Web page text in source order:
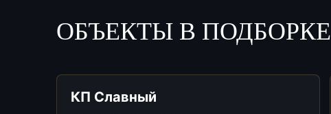
ОБЪЕКТЫ В ПОДБОРКЕ
КП Славный